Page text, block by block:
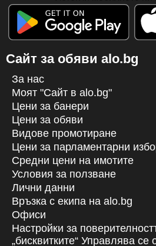
Сайт за обяви alo.bg
За нас
Моят "Сайт в alo.bg"
Цени за банери
Цени за обяви
Видове промотиране
Цени за парламентарни
Средни цени на имотите
Условия за ползване
Лични данни
Връзка с екипa на alo.bg
Офиси
Настройки за
„бисквитките“ Управлява се